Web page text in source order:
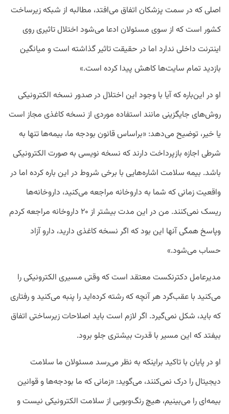
اصلی که در سمت پزشکان اتفاق می‌افتد، مطالبه از شبکه زیرساخت
کشور است که از سوی مسئولان ادعا می‌شود اختلال تاثیری روی
اینترنت داخلی ندارد اما در حقیقت تاثیر گذاشته است و میانگین
بازدید تمام سایت‌ها کاهش پیدا کرده است.»
او در این‌باره که آیا با وجود این اختلال در صدور نسخه الکترونیکی
روش‌های جایگزینی مانند استفاده موردی از نسخه کاغذی مجاز است
یا خیر، توضیح می‌دهد: «براساس قانون بودجه ما، بیمه‌ها تنها به
شرطی اجازه بازپرداخت دارند که نسخه نویسی به صورت الکترونیکی
باشد. بیمه سلامت اشاره‌‌هایی با برخی شروط در این باره کرده اما در
واقعیت زمانی که شما به داروخانه مراجعه می‌کنید، داروخانه‌ها
ریسک نمی‌کنند. من در این مدت بیشتر از ۲۰ داروخانه مراجعه کردم
وپاسخ همگی آنها این بود که اگر نسخه کاغذی دارید، دارو آزاد
حساب می‌شود.»
مدیرعامل دکترنکست معتقد است که وقتی مسیری الکترونیکی را
می‌کنید با عقب‌گرد هر آنچه که رشته کرده‌اید را پنبه می‌کنید و رفتاری
که باید، شکل نمی‌گیرد. اگر لازم است باید اصلاحات زیرساختی اتفاق
بیفتد که این مسیر با قدرت بیشتری جلو برود.
او در پایان با تاکید براینکه به نظر می‌رسد مسئولان ما سلامت
دیجیتال را درک نمی‌کنند، می‌گوید: «زمانی که ما بودجه‌ها و قوانین
بیمه‌ای را می‌بینیم، هیچ رنگ‌وبویی از سلامت الکترونیکی نیست و